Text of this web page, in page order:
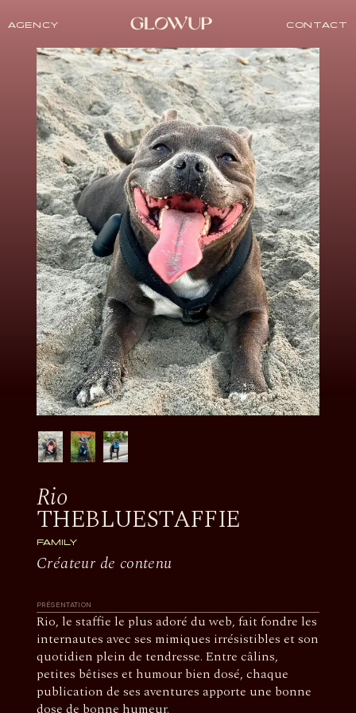
AGENCY CONTACT
Rio
THEBLUESTAFFIE
FAMILY
Créateur de contenu
PRÉSENTATION
Rio, le staffie le plus adoré du web, fait fondre les
internautes avec ses mimiques irrésistibles et son
quotidien plein de tendresse. Entre câlins,
petites bêtises et humour bien dosé, chaque
publication de ses aventures apporte une bonne